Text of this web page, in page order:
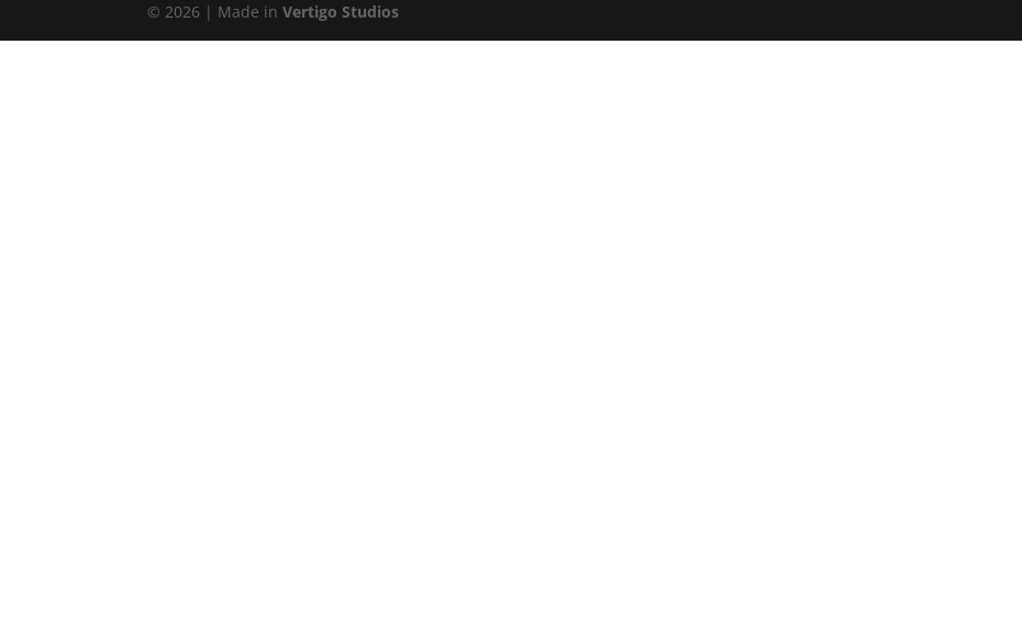
© 2026 | Made inVertigo Studios